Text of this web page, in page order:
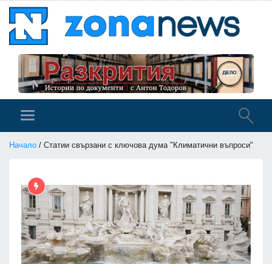
Начало / Статии свързани с ключова дума "Климатични въпроси"